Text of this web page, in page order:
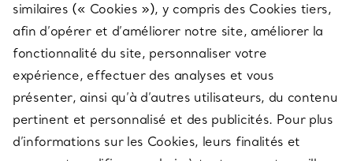
À PROPOS
QUESTIONS LÉGALES
similaires (« Cookies »), y compris des Cookies tiers,
afin d’opérer et d’améliorer notre site, améliorer la
fonctionnalité du site, personnaliser votre
expérience, effectuer des analyses et vous
présenter, ainsi qu’à d’autres utilisateurs, du contenu
pertinent et personnalisé et des publicités. Pour plus
d’informations sur les Cookies, leurs finalités et